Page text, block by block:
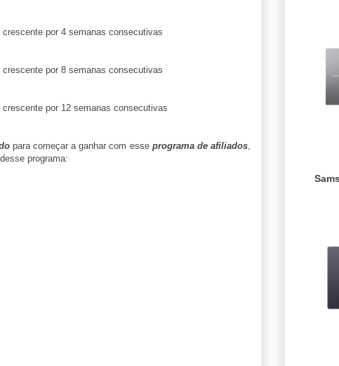
por 4 semanas consecutivas
por 8 semanas consecutivas
por 12 semanas consecutivas
para começar a ganhar com esse programa de afiliados,
desse programa: